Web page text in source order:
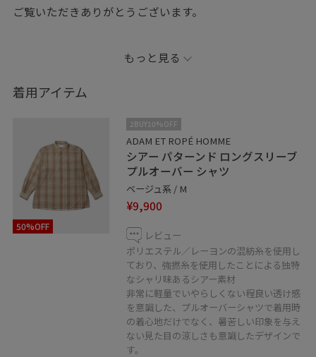
ご覧いただきありがとうございます。
ちょうどいい透け感で、涼しくとても着やすいです！
デザインもベージュのチェック柄とブラックのストライ
プで色んなスタイルを楽しめます‼️
◾️記載のないものにつきましては私物となります。
◾️お気に入り機能
♡ボタンを押してお気に入りお気に入りしていただく
と、気になったコーディネートや商品がチェックしやす
くなります。 スタッフのフォローも合わせてご利用くだ
アミュプラザ長崎店では通販も承っております。
お気軽にお問い合わせ下さい。
もっと見る
着用アイテム
50%OFF
2BUY10%OFF
ADAM ET ROPÉ HOMME
シアー パターンド ロングスリーブ
プルオーバー シャツ
ベージュ系 / M
¥9,900
レビュー
ポリエステル／レーヨンの混紡糸を使用し
ており、強撚糸を使用したことによる独特
なシャリ味あるシアー素材
非常に軽量でいやらしくない程良い透け感
を意識した、プルオーバーシャツで着用時
の着心地だけでなく、暑苦しい印象を与え
ない見た目の涼しさも意識したデザインで
す。